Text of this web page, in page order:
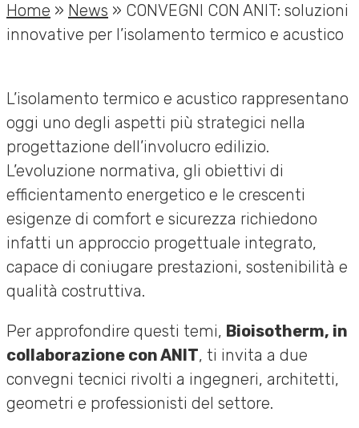
Home » News » CONVEGNI CON ANIT: soluzioni
innovative per l’isolamento termico e acustico
L’isolamento termico e acustico rappresentano
oggi uno degli aspetti più strategici nella
progettazione dell’involucro edilizio.
L’evoluzione normativa, gli obiettivi di
efficientamento energetico e le crescenti
esigenze di comfort e sicurezza richiedono
infatti un approccio progettuale integrato,
capace di coniugare prestazioni, sostenibilità e
qualità costruttiva.
Per approfondire questi temi, Bioisotherm, in
collaborazione con ANIT, ti invita a due
convegni tecnici rivolti a ingegneri, architetti,
geometri e professionisti del settore.